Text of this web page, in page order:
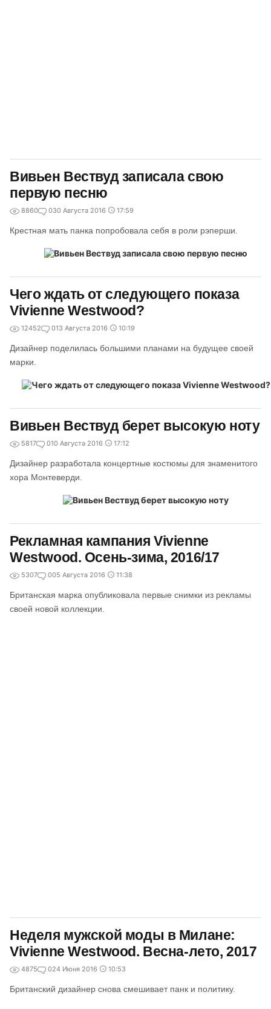
Вивьен Вествуд записала свою
первую песню
8860 030 Августа 2016 17:59
Крестная мать панка попробовала себя в роли рэперши.
Чего ждать от следующего показа
Vivienne Westwood?
12452 013 Августа 2016 10:19
Дизайнер поделилась большими планами на будущее своей
марки.
Вивьен Вествуд берет высокую ноту
5817 010 Августа 2016 17:12
Дизайнер разработала концертные костюмы для знаменитого
хора Монтеверди.
Рекламная кампания Vivienne
Westwood. Осень-зима, 2016/17
5307 005 Августа 2016 11:38
Британская марка опубликовала первые снимки из рекламы
своей новой коллекции.
Неделя мужской моды в Милане:
Vivienne Westwood. Весна-лето, 2017
4875 024 Июня 2016 10:53
Британский дизайнер снова смешивает панк и политику.